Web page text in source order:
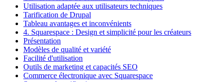
Utilisation adaptée aux utilisateurs techniques
Tarification de Drupal
Tableau avantages et inconvénients
4. Squarespace : Design et simplicité pour les créateurs
Présentation
Modèles de qualité et variété
Facilité d'utilisation
Outils de marketing et capacités SEO
Commerce électronique avec Squarespace